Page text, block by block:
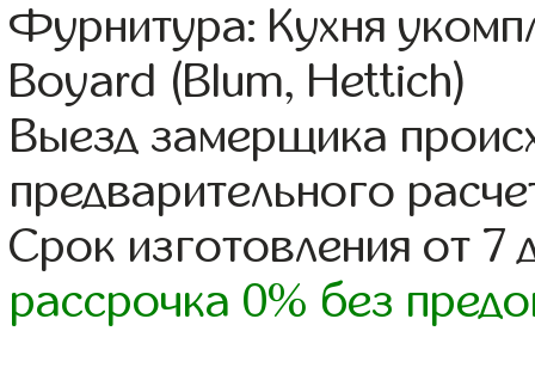
Фурнитура: Кухня
Boyard (Blum, Hettich)
Выезд замерщика
предварительного
Срок изготовления от 7
рассрочка 0% без